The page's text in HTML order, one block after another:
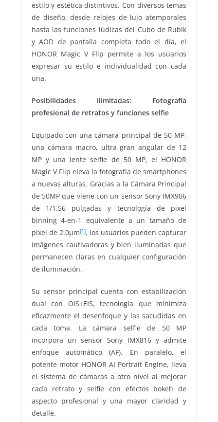
estilo y estética distintivos. Con diversos temas
de diseño, desde relojes de lujo atemporales
hasta las funciones lúdicas del Cubo de Rubik
y AOD de pantalla completa todo el día, el
HONOR Magic V Flip permite a los usuarios
expresar su estilo e individualidad con cada
una.
Posibilidades ilimitadas: Fotografía
profesional de retratos y funciones selfie
Equipado con una cámara principal de 50 MP,
una cámara macro, ultra gran angular de 12
MP y una lente selfie de 50 MP, el HONOR
Magic V Flip eleva la fotografía de smartphones
a nuevas alturas. Gracias a la Cámara Principal
de 50MP que viene con un sensor Sony IMX906
de 1/1.56 pulgadas y tecnología de pixel
binning 4-en-1 equivalente a un tamaño de
pixel de 2.0μm[1], los usuarios pueden capturar
imágenes cautivadoras y bien iluminadas que
permanecen claras en cualquier configuración
de iluminación.
Su sensor principal cuenta con estabilización
dual con OIS+EIS, tecnología que minimiza
eficazmente el desenfoque y las sacudidas en
cada toma. La cámara selfie de 50 MP
incorpora un sensor Sony IMX816 y admite
enfoque automático (AF). En paralelo, el
potente motor HONOR AI Portrait Engine, lleva
el sistema de cámaras a otro nivel al mejorar
cada retrato y selfie con efectos bokeh de
aspecto profesional y una mayor claridad y
detalle.